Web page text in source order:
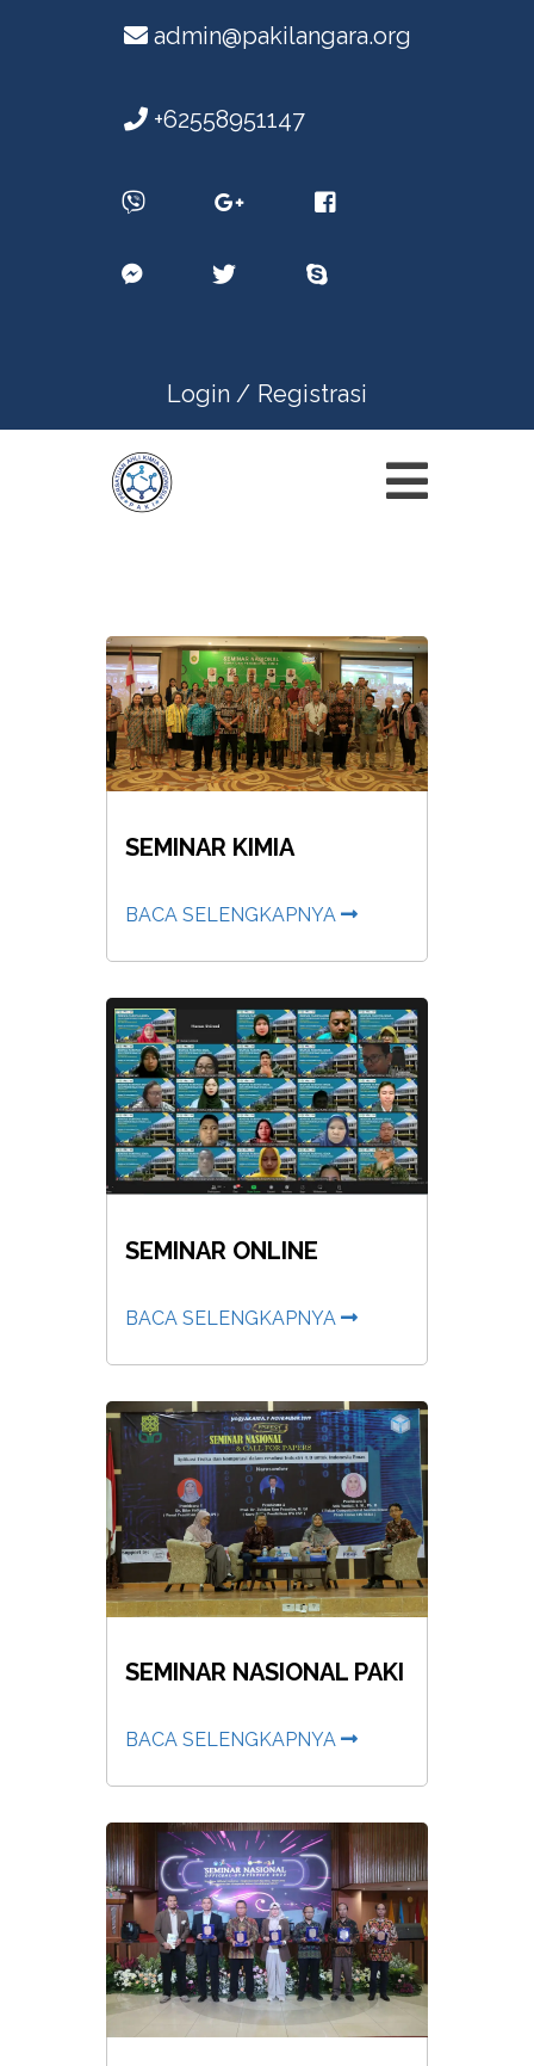
admin@pakilangara.org
+62558951147
Login / Registrasi
SEMINAR KIMIA
BACA SELENGKAPNYA
SEMINAR ONLINE
BACA SELENGKAPNYA
SEMINAR NASIONAL PAKI
BACA SELENGKAPNYA